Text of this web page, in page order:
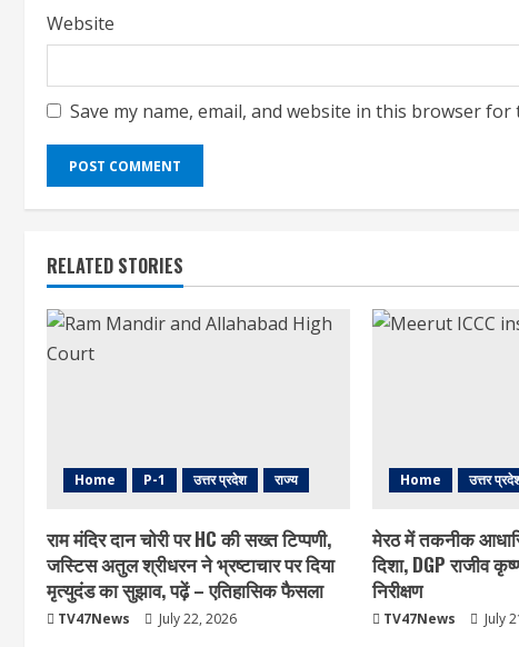
Website
Save my name, email, and website in this browser
RELATED STORIES
Home P-1 उत्तर प्रदेश राज्य
राम मंदिर दान चोरी पर HC की सख्त टिप्पणी,
जस्टिस अतुल श्रीधरन ने भ्रष्टाचार पर द‍िया
मृत्युदंड का सुझाव, पढ़ें – एत‍िहास‍िक फैसला
TV47News July 22, 2026
Home उत्तर
मेरठ में तकनीक
दिशा, DGP राजीव
निरीक्षण
TV47News July